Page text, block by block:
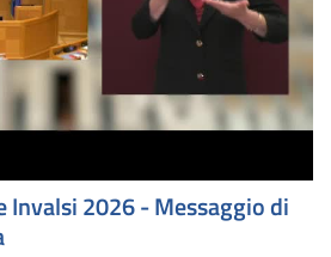
Invalsi 2026 - Messaggio di